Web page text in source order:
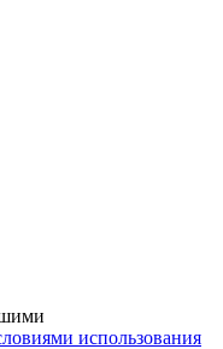
использования